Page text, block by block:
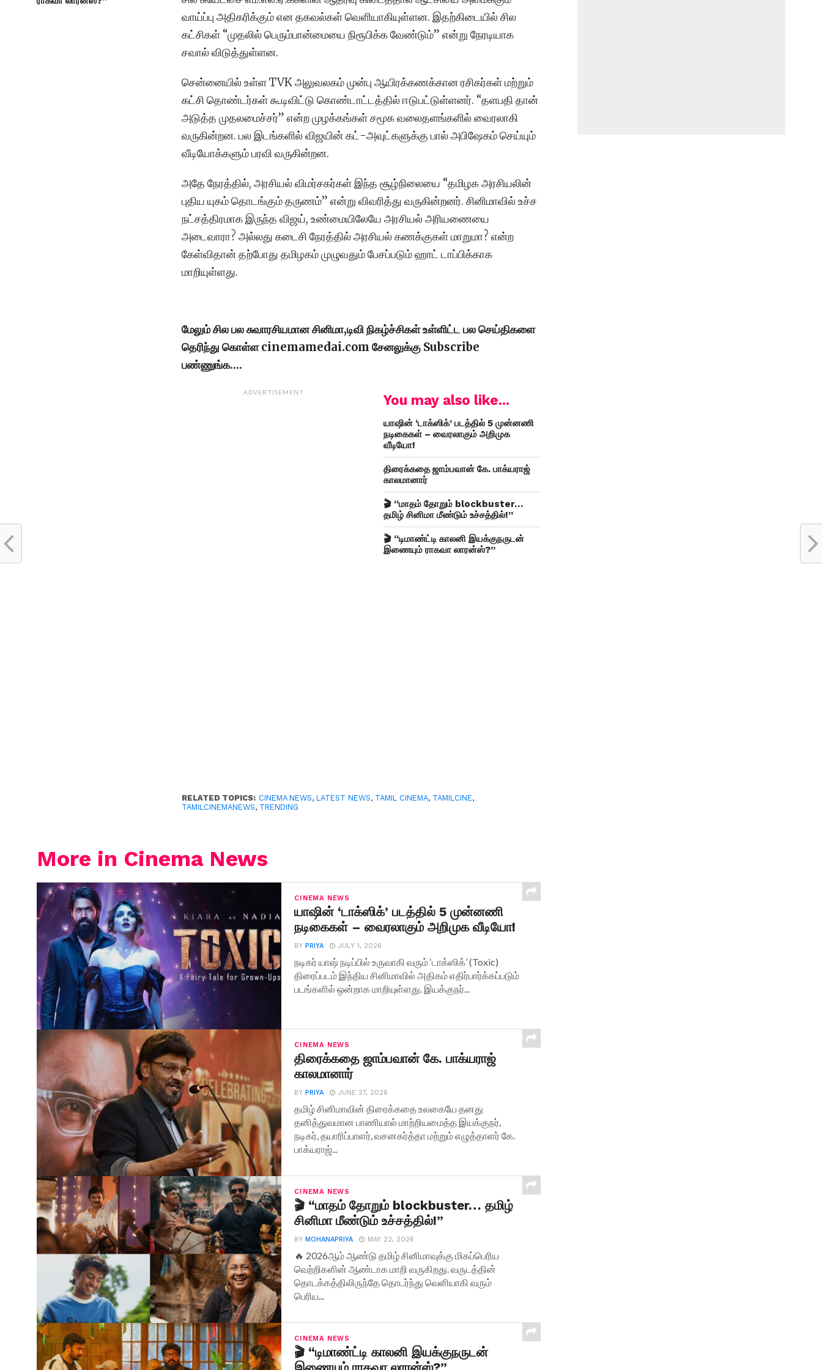
வாய்ப்பு அதிகரிக்கும் என தகவல்கள் வெளியாகியுள்ளன. இதற்கிடையில் சில
கட்சிகள் “முதலில் பெரும்பான்மையை நிரூபிக்க வேண்டும்” என்று நேரடியாக
சவால் விடுத்துள்ளன.
சென்னையில் உள்ள TVK அலுவலகம் முன்பு ஆயிரக்கணக்கான ரசிகர்கள் மற்றும்
கட்சி தொண்டர்கள் கூடிவிட்டு கொண்டாட்டத்தில் ஈடுபட்டுள்ளனர். “தளபதி தான்
அடுத்த முதலமைச்சர்” என்ற முழக்கங்கள் சமூக வலைதளங்களில் வைரலாகி
வருகின்றன. பல இடங்களில் விஜயின் கட்-அவுட்களுக்கு பால் அபிஷேகம் செய்யும்
வீடியோக்களும் பரவி வருகின்றன.
அதே நேரத்தில், அரசியல் விமர்சகர்கள் இந்த சூழ்நிலையை “தமிழக அரசியலின்
புதிய யுகம் தொடங்கும் தருணம்” என்று விவரித்து வருகின்றனர். சினிமாவில் உச்ச
நட்சத்திரமாக இருந்த விஜய், உண்மையிலேயே அரசியல் அரியணையை
அடைவாரா? அல்லது கடைசி நேரத்தில் அரசியல் கணக்குகள் மாறுமா? என்ற
கேள்விதான் தற்போது தமிழகம் முழுவதும் பேசப்படும் ஹாட் டாப்பிக்காக
மாறியுள்ளது.
மேலும் சில பல சுவாரசியமான சினிமா,டிவி நிகழ்ச்சிகள் உள்ளிட்ட பல செய்திகளை
தெரிந்து கொள்ள cinemamedai.com சேனலுக்கு Subscribe
பண்ணுங்க….
ADVERTISEMENT You may also like...
யாஷின் ‘டாக்ஸிக்’ படத்தில் 5 முன்னணி
நடிகைகள் – வைரலாகும் அறிமுக
வீடியோ!
திரைக்கதை ஜாம்பவான் கே. பாக்யராஜ்
காலமானார்
🎬 “மாதம் தோறும் blockbuster…
தமிழ் சினிமா மீண்டும் உச்சத்தில்!”
🎬 “டிமாண்ட்டி காலனி இயக்குநருடன்
இணையும் ராகவா லாரன்ஸ்?”
RELATED TOPICS: CINEMA NEWS,LATEST NEWS, TAMIL CINEMA, TAMILCINE,
TAMILCINEMANEWS, TRENDING
More in Cinema News
CINEMA NEWS
யாஷின் ‘டாக்ஸிக்’ படத்தில் 5 முன்னணி
நடிகைகள் – வைரலாகும் அறிமுக வீடியோ!
BY PRIYA JULY 1, 2026
நடிகர் யாஷ் நடிப்பில் உருவாகி வரும் ‘டாக்ஸிக்’ (Toxic)
திரைப்படம் இந்திய சினிமாவில் அதிகம் எதிர்பார்க்கப்படும்
படங்களில் ஒன்றாக மாறியுள்ளது. இயக்குநர்...
CINEMA NEWS
திரைக்கதை ஜாம்பவான் கே. பாக்யராஜ்
காலமானார்
BY PRIYA JUNE 27, 2026
தமிழ் சினிமாவின் திரைக்கதை உலகையே தனது
தனித்துவமான பாணியால் மாற்றியமைத்த இயக்குநர்,
நடிகர், தயாரிப்பாளர், வசனகர்த்தா மற்றும் எழுத்தாளர் கே.
பாக்யராஜ்...
CINEMA NEWS
🎬 “மாதம் தோறும் blockbuster… தமிழ்
சினிமா மீண்டும் உச்சத்தில்!”
BY MOHANAPRIYA MAY 22, 2026
🔥 2026ஆம் ஆண்டு தமிழ் சினிமாவுக்கு மிகப்பெரிய
வெற்றிகளின் ஆண்டாக மாறி வருகிறது. வருடத்தின்
தொடக்கத்திலிருந்தே தொடர்ந்து வெளியாகி வரும்
பெரிய...
CINEMA NEWS
🎬 “டிமாண்ட்டி காலனி இயக்குநருடன்